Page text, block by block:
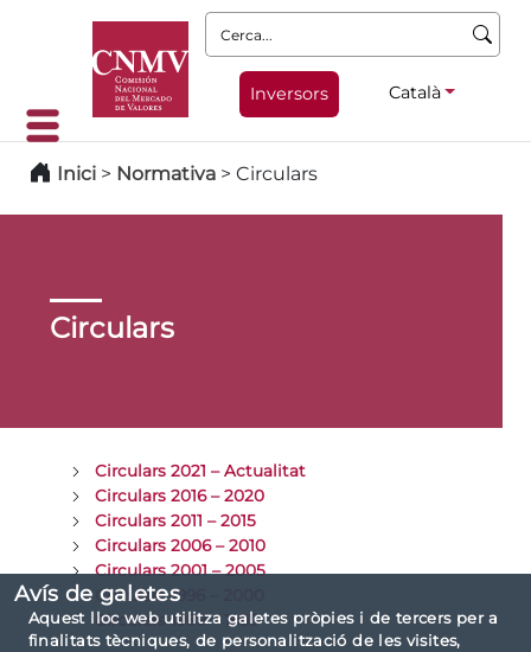
Avís de galetes
Aquest lloc web utilitza galetes pròpies i de tercers per a
finalitats tècniques, de personalització de les visites,
Cerca:
Inversors Català
Inici > Normativa > Circulars
Circulars
Circulars 2021 – Actualitat
Circulars 2016 – 2020
Circulars 2011 – 2015
Circulars 2006 – 2010
Circulars 2001 – 2005
Circulars 1996 – 2000
Circulars 1989 – 1995